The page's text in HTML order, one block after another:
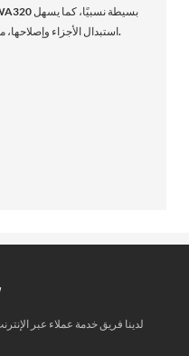
استبدال الأجزاء وإصلاحها، مما يقلل من تكاليف الصيانة والوقت.